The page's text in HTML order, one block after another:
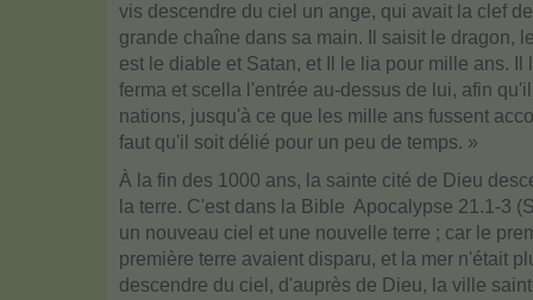
vis descendre du ciel un ange, qui avait la clef
grande chaîne dans sa main. Il saisit le dragon,
est le diable et Satan, et Il le lia pour mille ans. Il
ferma et scella l'entrée au-dessus de lui, afin
nations, jusqu'à ce que les mille ans fussent
faut qu'il soit délié pour un peu de temps. »
À la fin des 1000 ans, la sainte cité de Dieu
la terre. C'est dans la Bible  Apocalypse 21.1-3
un nouveau ciel et une nouvelle terre ; car le
première terre avaient disparu, et la mer n'était
descendre du ciel, d'auprès de Dieu, la ville